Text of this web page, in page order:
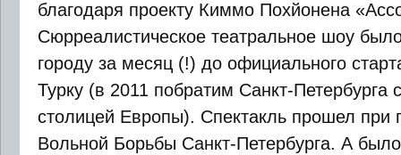
благодаря проекту Киммо Похйонена
Сюрреалистическое театральное шоу
городу за месяц (!) до официального
Турку (в 2011 побратим Санкт-Петербурга
столицей Европы). Спектакль прошел при
Вольной Борьбы Санкт-Петербурга. А